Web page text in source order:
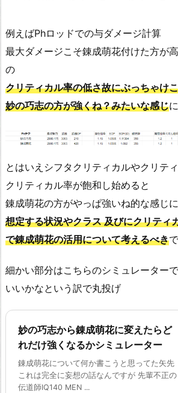
例えばPhロッドでの与ダメージ計算
最大ダメージこそ錬成萌花付けた方が
の
クリティカル率の低さ故にぶっちゃけ
妙の巧志の方が強くね？みたいな感じ
とはいえシフタクリティカルやクリテ
クリティカル率が飽和し始めると
錬成萌花の方がやっぱ強いね的な感じ
想定する状況やクラス 及びにクリティ
で錬成萌花の活用について考えるべき
細かい部分はこちらのシミュレーター
いいかなという訳で丸投げ
妙の巧志から錬成萌花に変えたらど
れだけ強くなるかシミュレーター
錬成萌花について何か書こうと思ってた矢先
これは完全に妄想の話なんですが 先輩不正の
伝道師IQ140 MEN ...